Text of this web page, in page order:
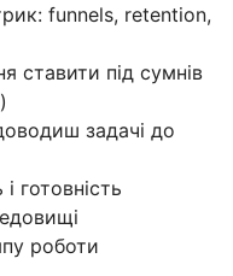
funnels, retention,
ставити під сумнів
задачі до
готовність
роботи